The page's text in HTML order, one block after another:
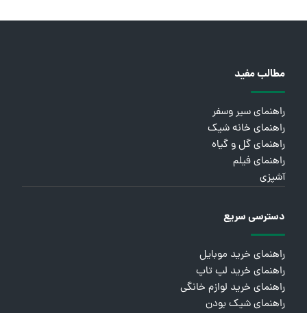
مطالب مفید
راهنمای سیر وسفر
راهنمای خانه شیک
راهنمای گل و گیاه
راهنمای فیلم
آشپزی
دسترسی سریع
راهنمای خرید موبایل
راهنمای خرید لپ تاپ
راهنمای خرید لوازم خانگی
راهنمای شیک بودن